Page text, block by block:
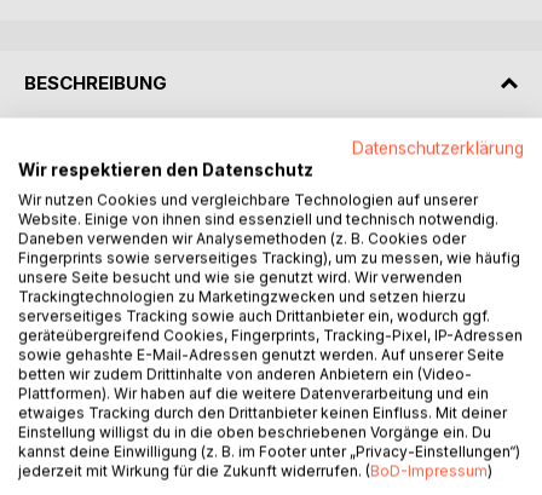
BESCHREIBUNG
Musik ist das, was uns durch's Leben begleitet und immer
an unserer Seite ist. Welche Abenteuer, welche
Schwierigkeiten wir auch zu bewältigen haben, Musik ist
immer für uns da. Sie ist unser Rückzugsort, unser
Zuhause.
Musik ist die Sprache der Seele.
"Wenn wir die Farbdosen nicht finden können, um unsere
Welt bunt anzumalen, dann müssen wir die Musik
aufdrehen und ihre Magie uns verzaubern lassen."
~p. 58
AUTOR/IN
Datenschutzerklärung
Wir respektieren den Datenschutz
Wir nutzen Cookies und vergleichbare Technologien auf unserer
Website. Einige von ihnen sind essenziell und technisch notwendig.
Daneben verwenden wir Analysemethoden (z. B. Cookies oder
Fingerprints sowie serverseitiges Tracking), um zu messen, wie häufig
unsere Seite besucht und wie sie genutzt wird. Wir verwenden
Trackingtechnologien zu Marketingzwecken und setzen hierzu
serverseitiges Tracking sowie auch Drittanbieter ein, wodurch ggf.
geräteübergreifend Cookies, Fingerprints, Tracking-Pixel, IP-Adressen
sowie gehashte E-Mail-Adressen genutzt werden. Auf unserer Seite
betten wir zudem Drittinhalte von anderen Anbietern ein (Video-
Plattformen). Wir haben auf die weitere Datenverarbeitung und ein
etwaiges Tracking durch den Drittanbieter keinen Einfluss. Mit deiner
Einstellung willigst du in die oben beschriebenen Vorgänge ein. Du
kannst deine Einwilligung (z. B. im Footer unter „Privacy-Einstellungen“)
jederzeit mit Wirkung für die Zukunft widerrufen. (BoD-Impressum)